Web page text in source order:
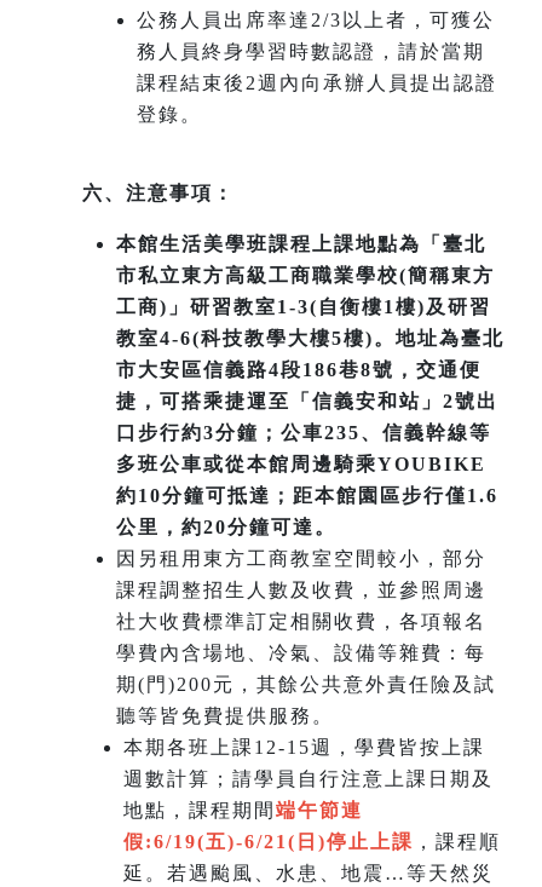
公務人員出席率達2/3以上者，可獲公
務人員終身學習時數認證，請於當期
課程結束後2週內向承辦人員提出認證
登錄。
六、注意事項：
本館生活美學班課程上課地點為「臺北
市私立東方高級工商職業學校(簡稱東方
工商)」研習教室1-3(自衡樓1樓)及研習
教室4-6(科技教學大樓5樓)。地址為臺北
市大安區信義路4段186巷8號，交通便
捷，可搭乘捷運至「信義安和站」2號出
口步行約3分鐘；公車235、信義幹線等
多班公車或從本館周邊騎乘YOUBIKE
約10分鐘可抵達；距本館園區步行僅1.6
公里，約20分鐘可達。
因另租用東方工商教室空間較小，部分
課程調整招生人數及收費，並參照周邊
社大收費標準訂定相關收費，各項報名
學費內含場地、冷氣、設備等雜費：每
期(門)200元，其餘公共意外責任險及試
聽等皆免費提供服務。
本期各班上課12-15週，學費皆按上課
週數計算；請學員自行注意上課日期及
地點，課程期間 端午節連
假:6/19(五)-6/21(日)停止上課 ，課程順
延。若遇颱風、水患、地震…等天然災